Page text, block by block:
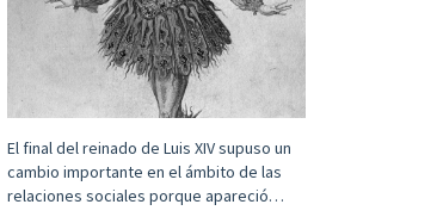
El final del reinado de Luis XIV supuso un
cambio importante en el ámbito de las
relaciones sociales porque apareció…